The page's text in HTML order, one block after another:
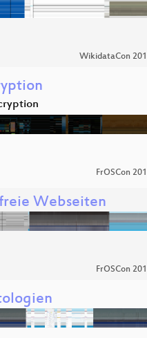
WikidataCon
FrOSCon
Webseiten
FrOSCon